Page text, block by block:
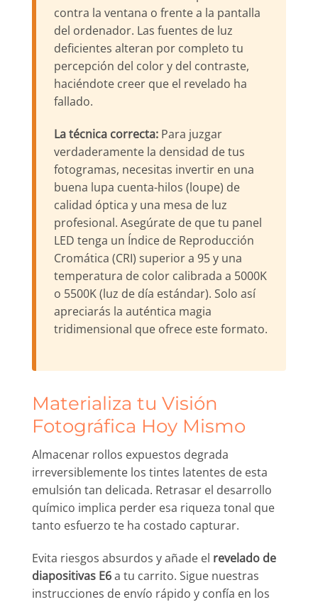
contra la ventana o frente a la pantalla
del ordenador. Las fuentes de luz
deficientes alteran por completo tu
percepción del color y del contraste,
haciéndote creer que el revelado ha
fallado.
La técnica correcta: Para juzgar
verdaderamente la densidad de tus
fotogramas, necesitas invertir en una
buena lupa cuenta-hilos (loupe) de
calidad óptica y una mesa de luz
profesional. Asegúrate de que tu panel
LED tenga un Índice de Reproducción
Cromática (CRI) superior a 95 y una
temperatura de color calibrada a 5000K
o 5500K (luz de día estándar). Solo así
apreciarás la auténtica magia
tridimensional que ofrece este formato.
Materializa tu Visión
Fotográfica Hoy Mismo
Almacenar rollos expuestos degrada
irreversiblemente los tintes latentes de esta
emulsión tan delicada. Retrasar el desarrollo
químico implica perder esa riqueza tonal que
tanto esfuerzo te ha costado capturar.
Evita riesgos absurdos y añade el revelado de
diapositivas E6a tu carrito. Sigue nuestras
instrucciones de envío rápido y confía en los